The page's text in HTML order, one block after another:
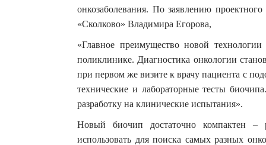
онкозаболевания. По заявлению
«Сколково» Владимира Егорова,
«Главное преимущество новой
поликлинике. Диагностика онкологии
при первом же визите к врачу пациента с
технические и лабораторные тесты
разработку на клинические испытания».
Новый биочип достаточно компактен
использовать для поиска самых разных